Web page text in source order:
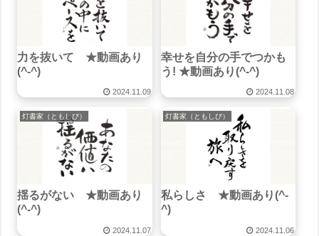
力を抜いて ★動画あり
(^-^)
2024.11.09
幸せを自分の手でつかも
う! ★動画あり(^-^)
2024.11.08
灯書家（ともしび）
揺るがない ★動画あり
(^-^)
2024.11.07
灯書家（ともしび）
私らしさ ★動画あり(^-
^)
2024.11.06